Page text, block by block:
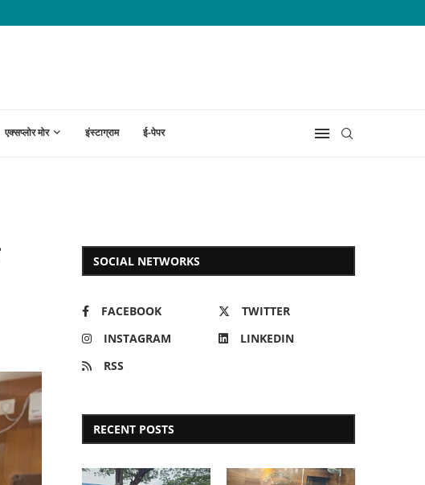
एक्सप्लोर मोर इंस्टाग्राम ई-पेपर
SOCIAL NETWORKS
FACEBOOK
TWITTER
INSTAGRAM
LINKEDIN
RSS
RECENT POSTS